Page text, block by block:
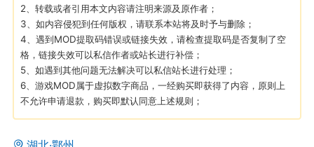
我的钱包 道具 排行榜
MOD下载 攻略教程 联机招募
2、转载或者引用本文内容请注明来源及原作者；
3、如内容侵犯到任何版权，请联系本站将及时予与删除；
4、遇到MOD提取码错误或链接失效，请检查提取码是否复制了空
格，链接失效可以私信作者或站长进行补偿；
5、如遇到其他问题无法解决可以私信站长进行处理；
6、游戏MOD属于虚拟数字商品，一经购买即获得了内容，原则上
不允许申请退款，购买即默认同意上述规则；